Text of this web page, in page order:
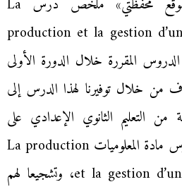
نقدم إليكم زوار «موقع محفظتي» ملخص درس La
production et la gestion
المقررة خلال الدورة الأولى
من خلال توفيرنا لهذا الدرس إلى
من التعليم الثانوي الإعدادي على
الاستيعاب والفهم الجيد لدرس مادة المعلوميات La production
et la gestion d’un programme XLOGO، وتشجيعا لهم